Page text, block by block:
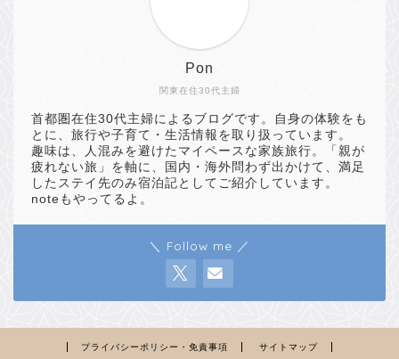
関東在住30代主婦
Pon
首都圏在住30代主婦によるブログです。自身の体験をも
とに、旅行や子育て・生活情報を取り扱っています。
趣味は、人混みを避けたマイペースな家族旅行。「親が
疲れない旅」を軸に、国内・海外問わず出かけて、満足
したステイ先のみ宿泊記としてご紹介しています。
noteもやってるよ。
＼ Follow me ／
プライバシーポリシー・免責事項 サイトマップ